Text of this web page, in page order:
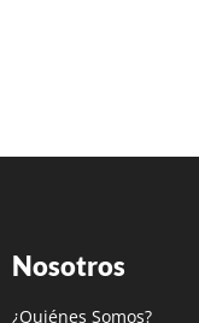
Nosotros
¿Quiénes Somos?